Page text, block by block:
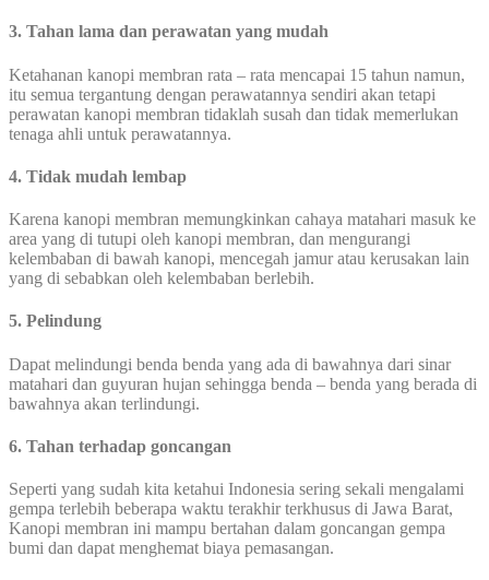
3. Tahan lama dan perawatan yang mudah
Ketahanan kanopi membran rata – rata mencapai 15 tahun namun,
itu semua tergantung dengan perawatannya sendiri akan tetapi
perawatan kanopi membran tidaklah susah dan tidak memerlukan
tenaga ahli untuk perawatannya.
4. Tidak mudah lembap
Karena kanopi membran memungkinkan cahaya matahari masuk ke
area yang di tutupi oleh kanopi membran, dan mengurangi
kelembaban di bawah kanopi, mencegah jamur atau kerusakan lain
yang di sebabkan oleh kelembaban berlebih.
5. Pelindung
Dapat melindungi benda benda yang ada di bawahnya dari sinar
matahari dan guyuran hujan sehingga benda – benda yang berada di
bawahnya akan terlindungi.
6. Tahan terhadap goncangan
Seperti yang sudah kita ketahui Indonesia sering sekali mengalami
gempa terlebih beberapa waktu terakhir terkhusus di Jawa Barat,
Kanopi membran ini mampu bertahan dalam goncangan gempa
bumi dan dapat menghemat biaya pemasangan.